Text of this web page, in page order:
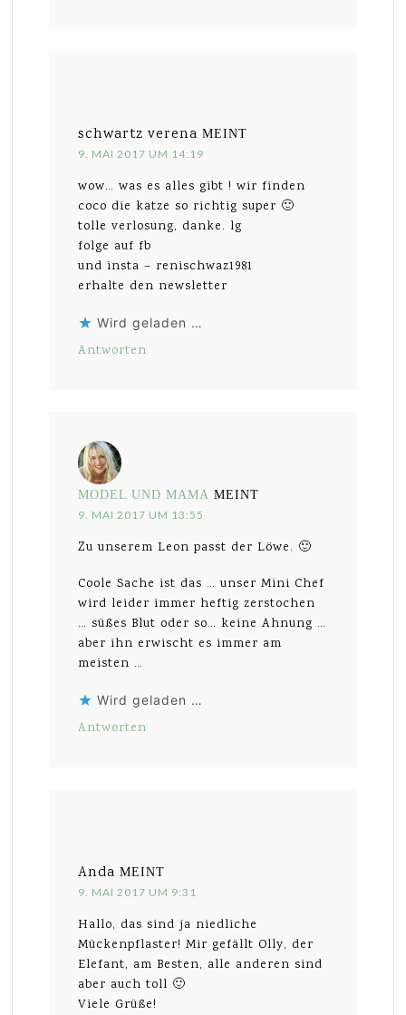
schwartz verena MEINT
9. MAI 2017 UM 14:19
wow… was es alles gibt ! wir finden
coco die katze so richtig super 🙂
tolle verlosung, danke. lg
folge auf fb
und insta – renischwaz1981
erhalte den newsletter
Wird geladen …
Antworten
MODEL UND MAMA MEINT
9. MAI 2017 UM 13:55
Zu unserem Leon passt der Löwe. 🙂
Coole Sache ist das … unser Mini Chef
wird leider immer heftig zerstochen
… süßes Blut oder so… keine Ahnung …
aber ihn erwischt es immer am
meisten …
Wird geladen …
Antworten
Anda MEINT
9. MAI 2017 UM 9:31
Hallo, das sind ja niedliche
Mückenpflaster! Mir gefällt Olly, der
Elefant, am Besten, alle anderen sind
aber auch toll 🙂
Viele Grüße!